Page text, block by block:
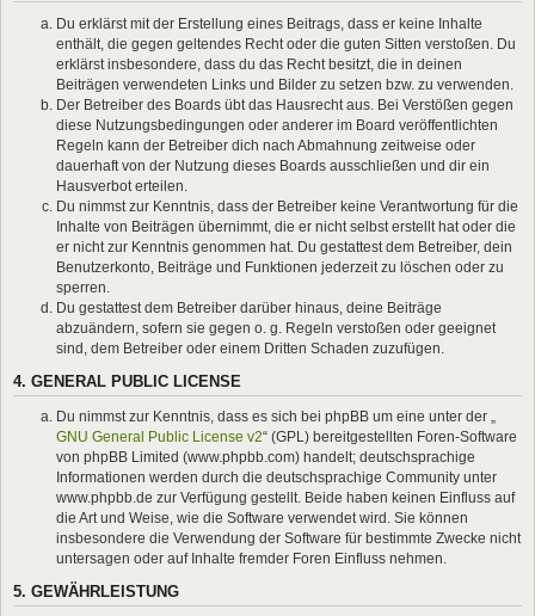
Du erklärst mit der Erstellung eines Beitrags, dass er keine Inhalte
enthält, die gegen geltendes Recht oder die guten Sitten verstoßen. Du
erklärst insbesondere, dass du das Recht besitzt, die in deinen
Beiträgen verwendeten Links und Bilder zu setzen bzw. zu verwenden.
Der Betreiber des Boards übt das Hausrecht aus. Bei Verstößen gegen
diese Nutzungsbedingungen oder anderer im Board veröffentlichten
Regeln kann der Betreiber dich nach Abmahnung zeitweise oder
dauerhaft von der Nutzung dieses Boards ausschließen und dir ein
Hausverbot erteilen.
Du nimmst zur Kenntnis, dass der Betreiber keine Verantwortung für die
Inhalte von Beiträgen übernimmt, die er nicht selbst erstellt hat oder die
er nicht zur Kenntnis genommen hat. Du gestattest dem Betreiber, dein
Benutzerkonto, Beiträge und Funktionen jederzeit zu löschen oder zu
sperren.
Du gestattest dem Betreiber darüber hinaus, deine Beiträge
abzuändern, sofern sie gegen o. g. Regeln verstoßen oder geeignet
sind, dem Betreiber oder einem Dritten Schaden zuzufügen.
4. GENERAL PUBLIC LICENSE
Du nimmst zur Kenntnis, dass es sich bei phpBB um eine unter der „
GNU General Public License v2“ (GPL) bereitgestellten Foren-Software
von phpBB Limited (www.phpbb.com) handelt; deutschsprachige
Informationen werden durch die deutschsprachige Community unter
www.phpbb.de zur Verfügung gestellt. Beide haben keinen Einfluss auf
die Art und Weise, wie die Software verwendet wird. Sie können
insbesondere die Verwendung der Software für bestimmte Zwecke nicht
untersagen oder auf Inhalte fremder Foren Einfluss nehmen.
5. GEWÄHRLEISTUNG